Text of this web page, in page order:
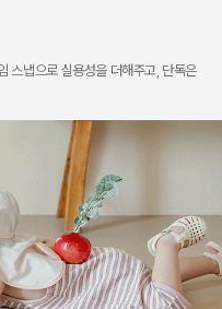
스냅으로 실용성을 더해주고, 단독은